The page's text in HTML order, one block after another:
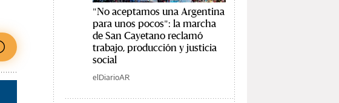
"No aceptamos una Argentina
para unos pocos": la marcha
de San Cayetano reclamó
trabajo, producción y justicia
social
elDiarioAR